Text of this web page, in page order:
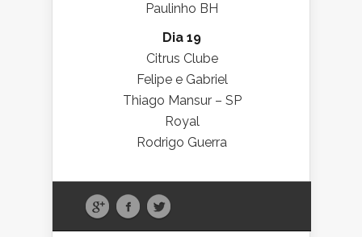
Paulinho BH
Dia 19
Citrus Clube
Felipe e Gabriel
Thiago Mansur – SP
Royal
Rodrigo Guerra